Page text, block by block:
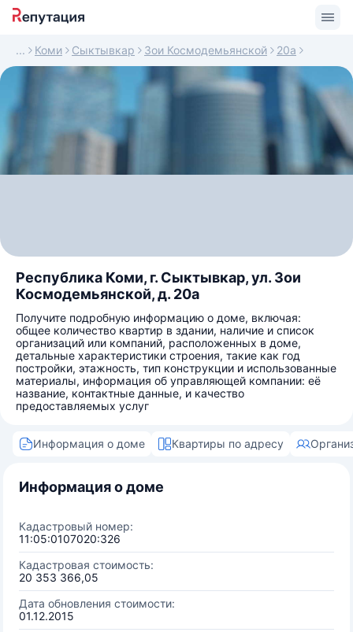
Коми Сыктывкар Зои Космодемьянской 20а
Республика Коми, г. Сыктывкар, ул. Зои
Космодемьянской, д. 20а
Получите подробную информацию о доме, включая:
общее количество квартир в здании, наличие и список
организаций или компаний, расположенных в доме,
детальные характеристики строения, такие как год
постройки, этажность, тип конструкции и использованные
материалы, информация об управляющей компании: её
название, контактные данные, и качество
предоставляемых услуг
Информация о доме Квартиры по адресу
Информация о доме
Кадастровый номер:
11:05:0107020:326
Кадастровая стоимость:
20 353 366,05
Дата обновления стоимости:
01.12.2015